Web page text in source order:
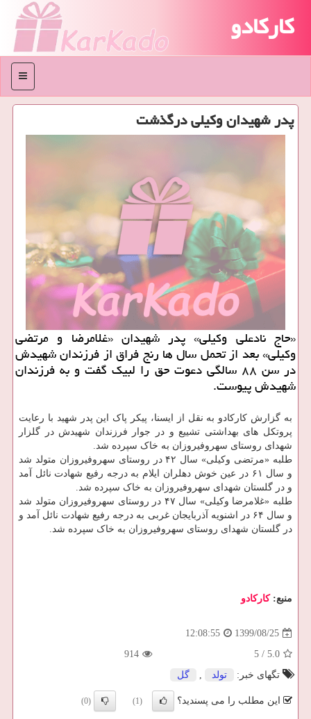
کارکادو
منو
پدر شهیدان وكیلی درگذشت
«حاج نادعلی وكیلی» پدر شهیدان «غلامرضا و مرتضی
وكیلی» بعد از تحمل سال ها رنج فراق از فرزندان شهیدش
در سن ۸۸ سالگی دعوت حق را لبیك گفت و به فرزندان
شهیدش پیوست.
به گزارش کارکادو به نقل از ایسنا، پیکر پاک این پدر شهید با رعایت
پروتکل های بهداشتی تشییع و در جوار فرزندان شهیدش در گلزار
شهدای روستای سهروفیروزان به خاک سپرده شد.
طلبه «مرتضی وکیلی» سال ۴۲ در روستای سهروفیروزان متولد شد
و سال ۶۱ در عین خوش دهلران ایلام به درجه رفیع شهادت نائل آمد
و در گلستان شهدای سهروفیروزان به خاک سپرده شد.
طلبه «غلامرضا وکیلی» سال ۴۷ در روستای سهروفیروزان متولد شد
و سال ۶۴ در اشنویه آذربایجان غربی به درجه رفیع شهادت نائل آمد و
در گلستان شهدای روستای سهروفیروزان به خاک سپرده شد.
منبع:كاركادو
1399/08/25
12:08:55
5.0
/
5
914
تگهای خبر:
تولد , گل
این مطلب را می پسندید؟ (1)
(0)